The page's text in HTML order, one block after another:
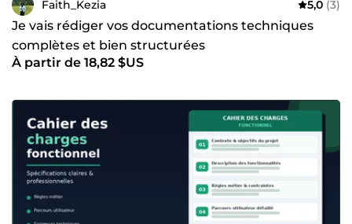
Faith_Kezia 5,0 (3)
Je vais rédiger vos documentations techniques
complètes et bien structurées
À partir de 18,82 $US